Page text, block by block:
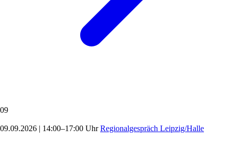
09
09.09.2026 | 14:00–17:00 Uhr Regionalgespräch Leipzig/Halle